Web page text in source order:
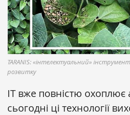
TARANIS: «інтелектуальний»
розвитку
ІТ вже повністю охоплює
сьогодні ці технології